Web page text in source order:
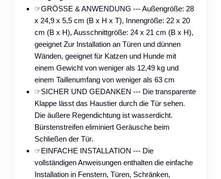
☞GRÖSSE & ANWENDUNG --- Außengröße: 28
x 24,9 x 5,5 cm (B x H x T), Innengröße: 22 x 20
cm (B x H), Ausschnittgröße: 24 x 21 cm (B x H),
geeignet Zur Installation an Türen und dünnen
Wänden, geeignet für Katzen und Hunde mit
einem Gewicht von weniger als 12,49 kg und
einem Taillenumfang von weniger als 63 cm
☞SICHER UND GEDANKEN --- Die transparente
Klappe lässt das Haustier durch die Tür sehen.
Die äußere Regendichtung ist wasserdicht.
Bürstenstreifen eliminiert Geräusche beim
Schließen der Tür.
☞EINFACHE INSTALLATION --- Die
vollständigen Anweisungen enthalten die einfache
Installation in Fenstern, Türen, Schränken,